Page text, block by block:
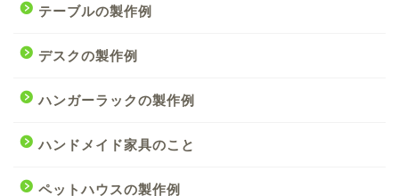
テーブルの製作例
デスクの製作例
ハンガーラックの製作例
ハンドメイド家具のこと
ペットハウスの製作例